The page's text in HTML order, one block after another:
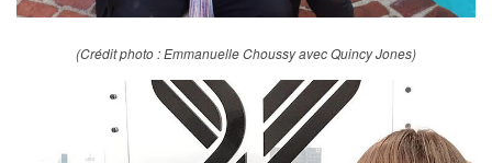
(Crédit photo : Emmanuelle Choussy avec Quincy Jones)